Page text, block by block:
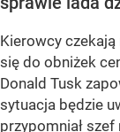
Kierowcy
się do obniżek
Donald Tusk
sytuacja będzie
przypomniał